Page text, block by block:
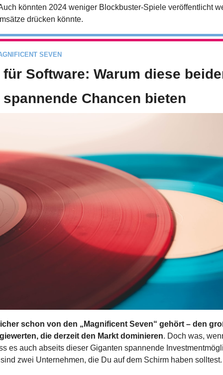
könnten 2024 weniger Blockbuster-Spiele veröffentlicht
drücken könnte.
SEVEN
Software: Warum diese
Chancen bieten
schon von den „Magnificent Seven“ gehört – den
die derzeit den Markt dominieren. Doch was,
es auch abseits dieser Giganten spannende
zwei Unternehmen, die Du auf dem Schirm haben solltest.